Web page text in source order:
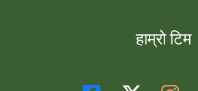
हाम्रो टिम